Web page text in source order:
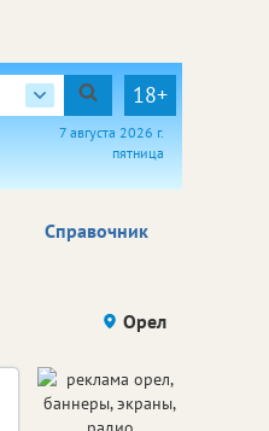
18+
7 августа 2026 г.
пятница
Справочник
Происшествия Здоровье
Орел